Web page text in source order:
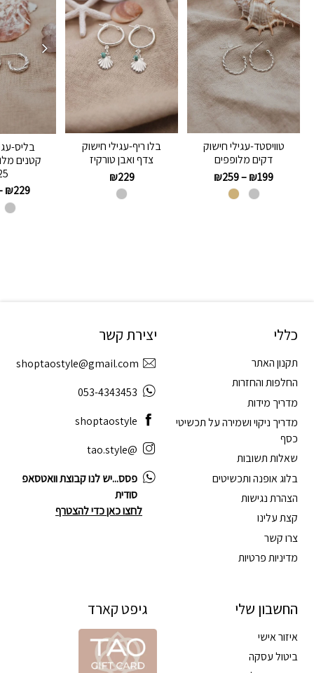
טוויסטד-עגילי חישוק
דקים מלופפים
₪199
–
₪259
בלו ריף-עגילי חישוק
צדף ואבן טורקיז
₪229
בליס-
קטנים
₪229
כללי
תקנון האתר
החלפות והחזרות
מדריך מידות
מדריך ניקוי ושמירה על תכשיטי
כסף
שאלות תשובות
בלוג אופנה ותכשיטים
הצהרת נגישות
קצת עלינו
צרו קשר
מדיניות פרטיות
החשבון שלי
איזור אישי
ביטול עסקה
יצירת קשר
shoptaostyle@gmail.com
053-4343453
shoptaostyle
@tao.style
פסס...יש לנו קבוצת וואטסאפ
סודית
לחצו כאן כדי להצטרף
גיפט קארד